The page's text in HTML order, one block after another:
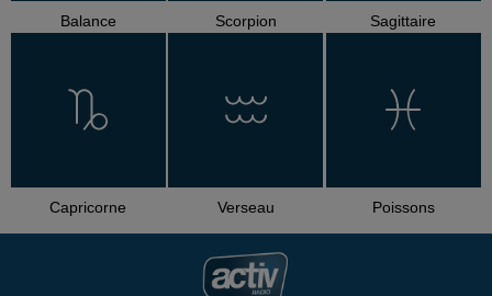
Balance Scorpion Sagittaire
Capricorne Verseau Poissons